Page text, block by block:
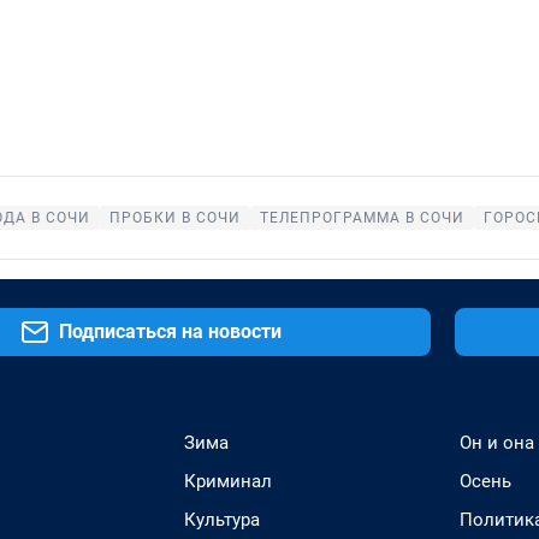
В СОЧИ ПРОБКИ В СОЧИ ТЕЛЕПРОГРАММА В СОЧИ
Подписаться на новости
Зима
Криминал
Культура
Он и она
Осень